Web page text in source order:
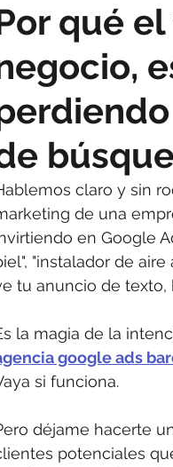
qué
claro y sin
de una
en Google
"instalador de
tu anuncio de texto,
la magia de la
google ads
si funciona.
déjame hacerte
potenciales